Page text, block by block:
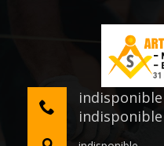
indisponible
indisponible